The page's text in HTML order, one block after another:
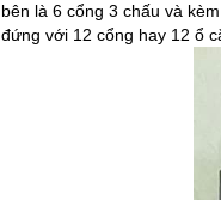
bên là 6 cổng 3 chấu và
đứng với 12 cổng hay 12 ổ